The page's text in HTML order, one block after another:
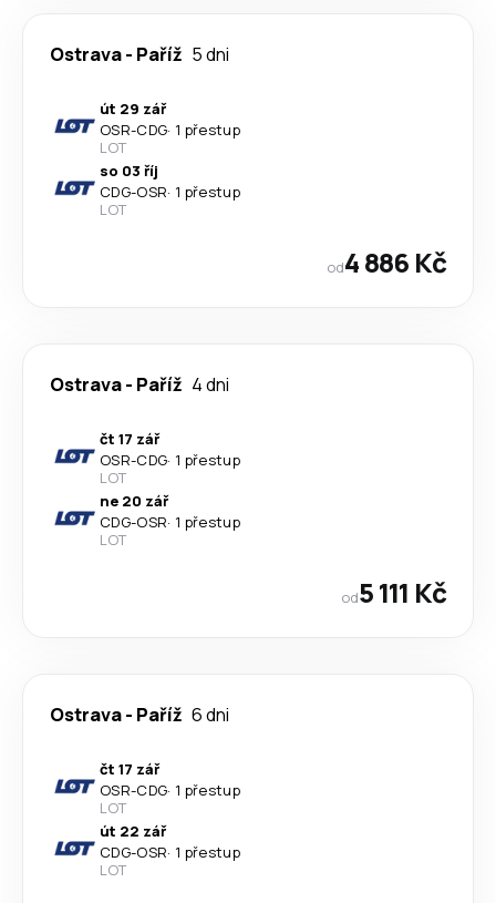
Ostrava- Paříž 5 dni
út 29 zář
OSR-CDG· 1 přestup
LOT
so 03 říj
CDG-OSR· 1 přestup
LOT
od4 886 Kč
Ostrava- Paříž 4 dni
čt 17 zář
OSR-CDG· 1 přestup
LOT
ne 20 zář
CDG-OSR· 1 přestup
LOT
od5 111 Kč
Ostrava- Paříž 6 dni
čt 17 zář
OSR-CDG· 1 přestup
LOT
út 22 zář
CDG-OSR· 1 přestup
LOT